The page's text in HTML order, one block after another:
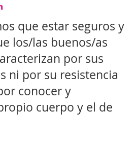
que estar seguros y
los/las buenos/as
por sus
ni por su resistencia
conocer y
cuerpo y el de